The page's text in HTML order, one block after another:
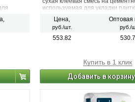
слоя с
используемая для укладки
и неотапливаемых помещений, а
снаружи зданий.
Цена,
руб./шт.
Оптовая
руб./
553.82
Купить в 1 клик
Добавить в корзину